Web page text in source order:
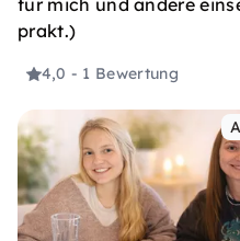
für mich und andere
prakt.)
4,0 - 1 Bewertung